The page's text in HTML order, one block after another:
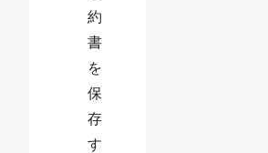
約
書
を
保
存
す